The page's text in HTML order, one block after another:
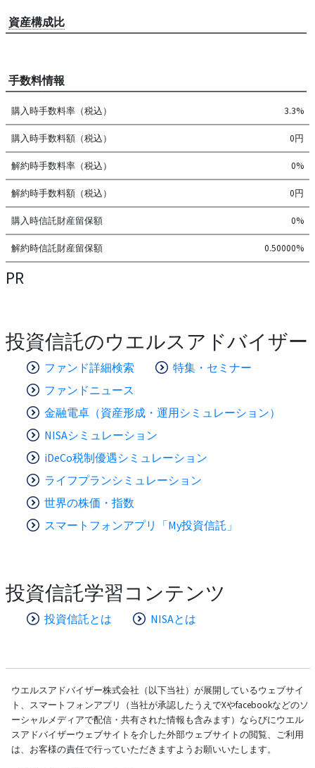
資産構成比
手数料情報
購入時手数料率（税込） 3.3%
購入時手数料額（税込） 0円
解約時手数料率（税込） 0%
解約時手数料額（税込） 0円
購入時信託財産留保額 0%
解約時信託財産留保額 0.50000%
PR
投資信託のウエルスアドバイザー
ファンド詳細検索
特集・セミナー
ファンドニュース
金融電卓（資産形成・運用シミュレーション）
NISAシミュレーション
iDeCo税制優遇シミュレーション
ライフプランシミュレーション
世界の株価・指数
スマートフォンアプリ「My投資信託」
投資信託学習コンテンツ
投資信託とは NISAとは
ウエルスアドバイザー株式会社（以下当社）が展開しているウェブサイ
ト、スマートフォンアプリ（当社が承認したうえでXやfacebookなどのソ
ーシャルメディアで配信・共有された情報も含みます）ならびにウエル
スアドバイザーウェブサイトを介した外部ウェブサイトの閲覧、ご利用
は、お客様の責任で行っていただきますようお願いいたします。